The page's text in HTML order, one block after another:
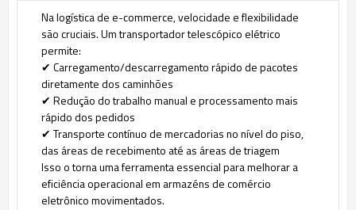
Na logística de e-commerce, velocidade e flexibilidade
são cruciais. Um transportador telescópico elétrico
permite:
✔ Carregamento/descarregamento rápido de pacotes
diretamente dos caminhões
✔ Redução do trabalho manual e processamento mais
rápido dos pedidos
✔ Transporte contínuo de mercadorias no nível do piso,
das áreas de recebimento até as áreas de triagem
Isso o torna uma ferramenta essencial para melhorar a
eficiência operacional em armazéns de comércio
eletrônico movimentados.